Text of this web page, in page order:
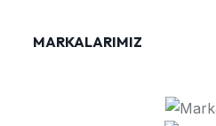
MARKALARIMIZ